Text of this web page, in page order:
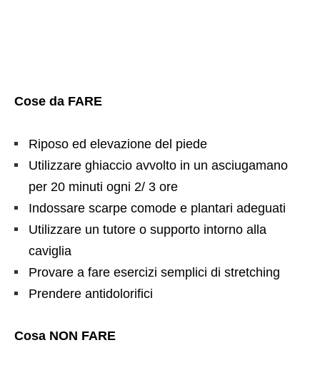
Cose da FARE
Riposo ed elevazione del piede
Utilizzare ghiaccio avvolto in un asciugamano
per 20 minuti ogni 2/ 3 ore
Indossare scarpe comode e plantari adeguati
Utilizzare un tutore o supporto intorno alla
caviglia
Provare a fare esercizi semplici di stretching
Prendere antidolorifici
Cosa NON FARE